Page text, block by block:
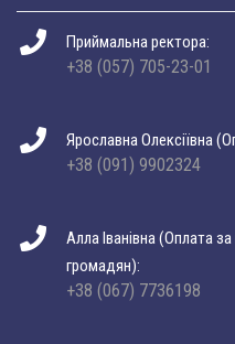
Приймальна ректора:
+38 (057) 705-23-01
Ярославна Олексіївна
+38 (091) 9902324
Алла Іванівна (Оплата
громадян):
+38 (067) 7736198